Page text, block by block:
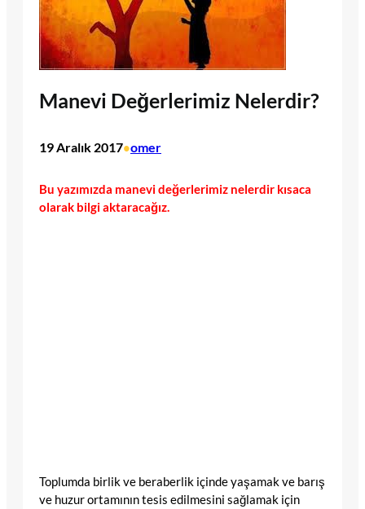
Manevi Değerlerimiz Nelerdir?
19 Aralık 2017•omer
Bu yazımızda manevi değerlerimiz nelerdir kısaca
olarak bilgi aktaracağız.
Toplumda birlik ve beraberlik içinde yaşamak ve barış
ve huzur ortamının tesis edilmesini sağlamak için